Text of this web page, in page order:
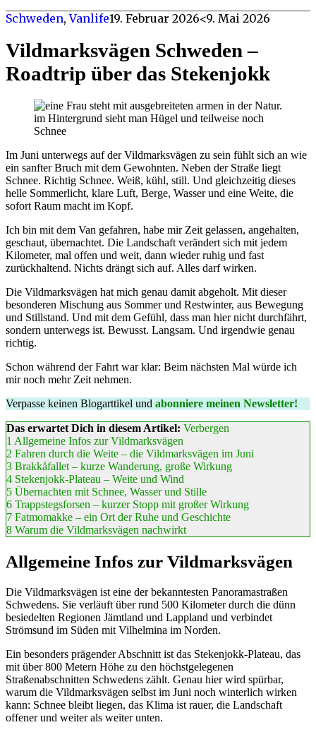
Schweden,Vanlife19. Februar 2026<9. Mai 2026
Vildmarksvägen Schweden –
Roadtrip über das Stekenjokk
Im Juni unterwegs auf der Vildmarksvägen zu sein fühlt sich an wie
ein sanfter Bruch mit dem Gewohnten. Neben der Straße liegt
Schnee. Richtig Schnee. Weiß, kühl, still. Und gleichzeitig dieses
helle Sommerlicht, klare Luft, Berge, Wasser und eine Weite, die
sofort Raum macht im Kopf.
Ich bin mit dem Van gefahren, habe mir Zeit gelassen, angehalten,
geschaut, übernachtet. Die Landschaft verändert sich mit jedem
Kilometer, mal offen und weit, dann wieder ruhig und fast
zurückhaltend. Nichts drängt sich auf. Alles darf wirken.
Die Vildmarksvägen hat mich genau damit abgeholt. Mit dieser
besonderen Mischung aus Sommer und Restwinter, aus Bewegung
und Stillstand. Und mit dem Gefühl, dass man hier nicht durchfährt,
sondern unterwegs ist. Bewusst. Langsam. Und irgendwie genau
richtig.
Schon während der Fahrt war klar: Beim nächsten Mal würde ich
mir noch mehr Zeit nehmen.
Verpasse keinen Blogarttikel und abonniere meinen Newsletter!
Das erwartet Dich in diesem Artikel: Verbergen
1 Allgemeine Infos zur Vildmarksvägen
2 Fahren durch die Weite – die Vildmarksvägen im Juni
3 Brakkåfallet – kurze Wanderung, große Wirkung
4 Stekenjokk-Plateau – Weite und Wind
5 Übernachten mit Schnee, Wasser und Stille
6 Trappstegsforsen – kurzer Stopp mit großer Wirkung
7 Fatmomakke – ein Ort der Ruhe und Geschichte
8 Warum die Vildmarksvägen nachwirkt
Allgemeine Infos zur Vildmarksvägen
Die Vildmarksvägen ist eine der bekanntesten Panoramastraßen
Schwedens. Sie verläuft über rund 500 Kilometer durch die dünn
besiedelten Regionen Jämtland und Lappland und verbindet
Strömsund im Süden mit Vilhelmina im Norden.
Ein besonders prägender Abschnitt ist das Stekenjokk-Plateau, das
mit über 800 Metern Höhe zu den höchstgelegenen
Straßenabschnitten Schwedens zählt. Genau hier wird spürbar,
warum die Vildmarksvägen selbst im Juni noch winterlich wirken
kann: Schnee bleibt liegen, das Klima ist rauer, die Landschaft
offener und weiter als weiter unten.